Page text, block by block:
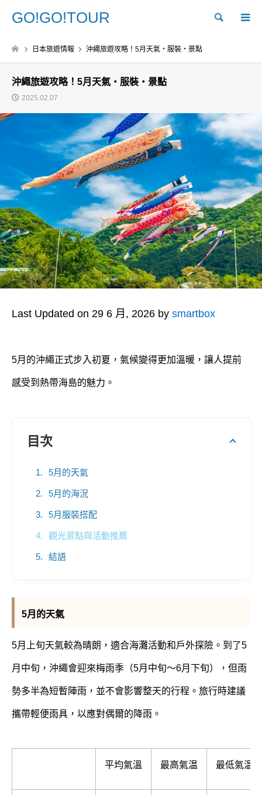
GO!GO!TOUR Search
日本旅遊情報 沖繩旅遊攻略！5月天氣・服裝・景點
沖繩旅遊攻略！5月天氣・服裝・景點
2025.02.07
Last Updated on 29 6 月, 2026 by smartbox
5月的沖繩正式步入初夏，氣候變得更加溫暖，讓人提前
感受到熱帶海島的魅力。
目次
5月的天氣
5月的海況
5月服裝搭配
觀光景點與活動推薦
結語
5月的天氣
5月上旬天氣較為晴朗，適合海灘活動和戶外探險。到了5
月中旬，沖繩會迎來梅雨季（5月中旬～6月下旬），但雨
勢多半為短暫陣雨，並不會影響整天的行程。旅行時建議
攜帶輕便雨具，以應對偶爾的降雨。
平均氣溫 最高氣温 最低氣温